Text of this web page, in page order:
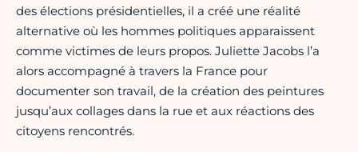
des élections présidentielles, il a créé une réalité
alternative où les hommes politiques apparaissent
comme victimes de leurs propos. Juliette Jacobs l’a
alors accompagné à travers la France pour
documenter son travail, de la création des peintures
jusqu’aux collages dans la rue et aux réactions des
citoyens rencontrés.